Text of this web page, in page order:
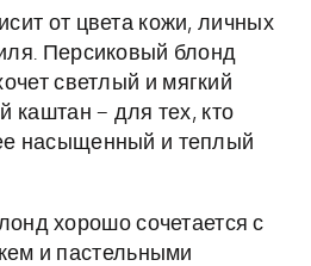
от цвета кожи, личных
Персиковый блонд
светлый и мягкий
каштан – для тех, кто
насыщенный и теплый
хорошо сочетается с
и пастельными